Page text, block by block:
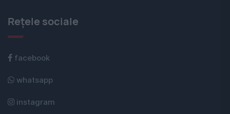
Rețele sociale
facebook
whatsapp
instagram